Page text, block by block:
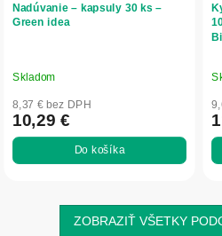
Nadúvanie – kapsuly 30 ks –
Green idea
Skladom
8,37 € bez DPH
10,29 €
Do košíka
ZOBRAZIŤ VŠETKY